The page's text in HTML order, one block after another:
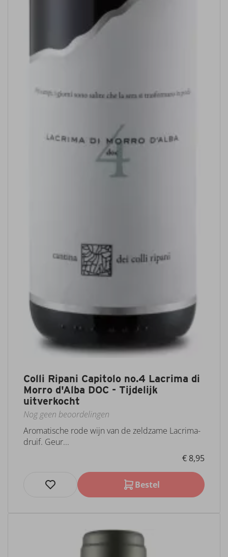
Colli Ripani Capitolo no.4 Lacrima di
Morro d'Alba DOC - Tijdelijk
uitverkocht
Nog geen beoordelingen
Aromatische rode wijn van de zeldzame Lacrima-
druif. Geur...
€ 8,95
Bestel